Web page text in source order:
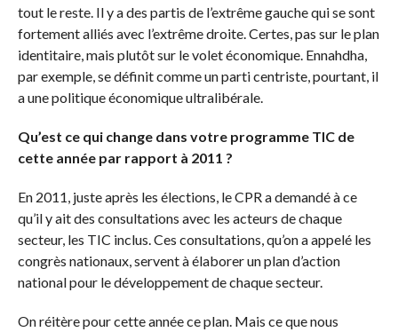
tout le reste. Il y a des partis de l’extrême gauche qui se sont
fortement alliés avec l’extrême droite. Certes, pas sur le plan
identitaire, mais plutôt sur le volet économique. Ennahdha,
par exemple, se définit comme un parti centriste, pourtant, il
a une politique économique ultralibérale.
Qu’est ce qui change dans votre programme TIC de
cette année par rapport à 2011 ?
En 2011, juste après les élections, le CPR a demandé à ce
qu’il y ait des consultations avec les acteurs de chaque
secteur, les TIC inclus. Ces consultations, qu’on a appelé les
congrès nationaux, servent à élaborer un plan d’action
national pour le développement de chaque secteur.
On réitère pour cette année ce plan. Mais ce que nous